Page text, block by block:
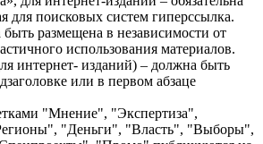
для поисковых систем гиперссылка.
размещена в независимости от
использования материалов.
интернет- изданий) – должна быть
или в первом абзаце
"Мнение", "Экспертиза",
"Деньги", "Власть", "Выборы",